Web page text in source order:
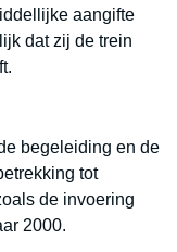
aangifte
dat zij de trein
begeleiding en de
tot
de invoering
2000.